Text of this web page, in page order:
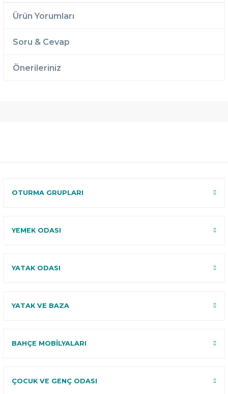
Ürün Yorumları
Soru & Cevap
Önerileriniz
OTURMA GRUPLARI
YEMEK ODASI
YATAK ODASI
YATAK VE BAZA
BAHÇE MOBİLYALARI
ÇOCUK VE GENÇ ODASI